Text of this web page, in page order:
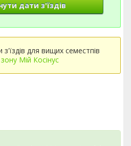
дати з'їздів
для вищих семестпів
зону Мій Косінус